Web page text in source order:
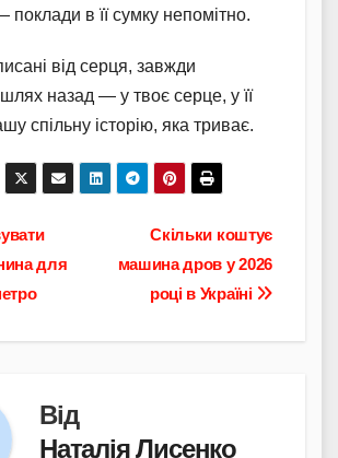
поклади в її сумку непомітно.
від серця, завжди
назад — у твоє серце, у її
спільну історію, яка триває.
Скільки коштує
машина дров у 2026
році в Україні
для
Від
Наталія Лисенко